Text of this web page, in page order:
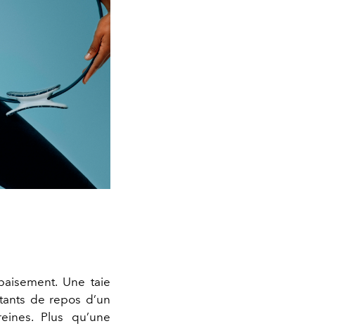
Une taie
de repos d’un
Plus qu’une